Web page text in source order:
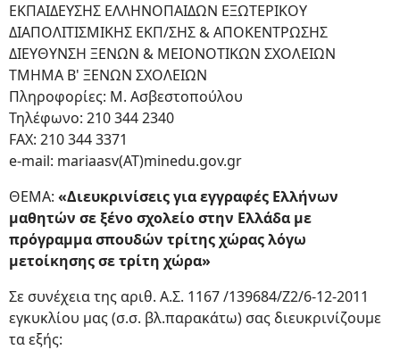
ΕΚΠΑΙΔΕΥΣΗΣ ΕΛΛΗΝΟΠΑΙΔΩΝ ΕΞΩΤΕΡΙΚΟΥ
ΔΙΑΠΟΛΙΤΙΣΜΙΚΗΣ ΕΚΠ/ΣΗΣ & ΑΠΟΚΕΝΤΡΩΣΗΣ
ΔΙΕΥΘΥΝΣΗ ΞΕΝΩΝ & ΜΕΙΟΝΟΤΙΚΩΝ ΣΧΟΛΕΙΩΝ
ΤΜΗΜΑ Β' ΞΕΝΩΝ ΣΧΟΛΕΙΩΝ
Πληροφορίες: Μ. Ασβεστοπούλου
Τηλέφωνο: 210 344 2340
FAX: 210 344 3371
e-mail: mariaasv(AT)minedu.gov.gr
ΘΕΜΑ: «Διευκρινίσεις για εγγραφές Ελλήνων
μαθητών σε ξένο σχολείο στην Ελλάδα με
πρόγραμμα σπουδών τρίτης χώρας λόγω
μετοίκησης σε τρίτη χώρα»
Σε συνέχεια της αριθ. Α.Σ. 1167 /139684/Ζ2/6-12-2011
εγκυκλίου μας (σ.σ. βλ.παρακάτω) σας διευκρινίζουμε
τα εξής: